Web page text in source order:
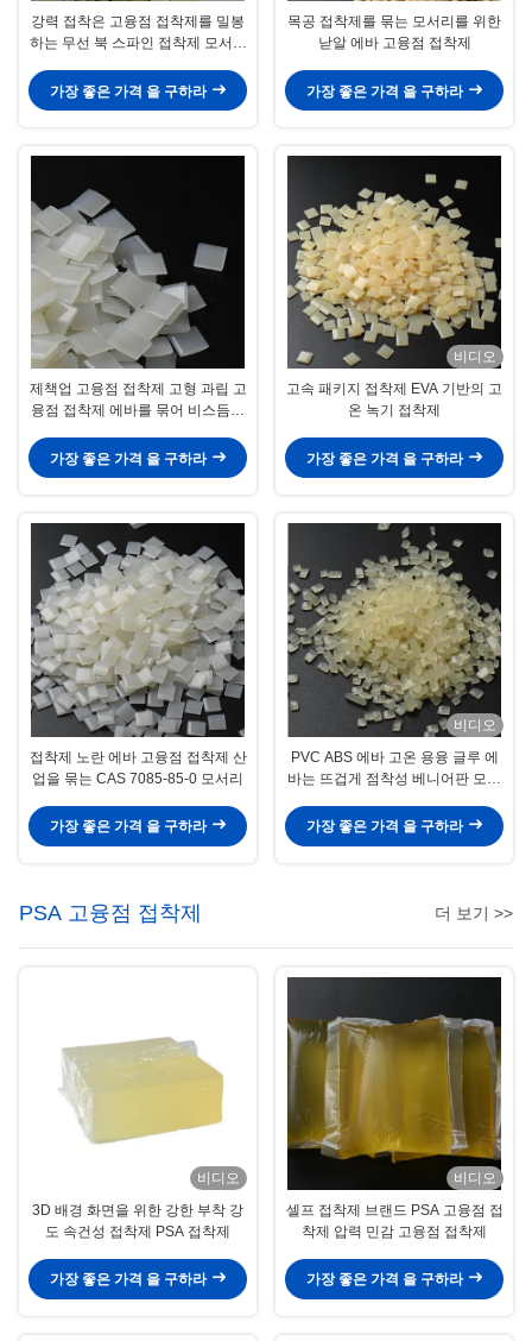
강력 접착은 고융점 접착제를 밀봉
하는 무선 북 스파인 접착제 모서리
가장 좋은 가격 을 구하라
목공 접착제를 묶는 모서리를 위한
낟알 에바 고융점 접착제
가장 좋은 가격 을 구하라
제책업 고융점 접착제 고형 과립 고
융점 접착제 에바를 묶어 비스듬히
가장 좋은 가격 을 구하라
비디오
고속 패키지 접착제 EVA 기반의 고
온 녹기 접착제
가장 좋은 가격 을 구하라
접착제 노란 에바 고융점 접착제 산
업을 묶는 CAS 7085-85-0 모서리
가장 좋은 가격 을 구하라
비디오
PVC ABS 에바 고온 용융 글루 에
바는 뜨겁게 점착성 베니어판 모서
가장 좋은 가격 을 구하라
PSA 고융점 접착제 더 보기 >>
비디오
3D 배경 화면을 위한 강한 부착 강
도 속건성 접착제 PSA 접착제
가장 좋은 가격 을 구하라
비디오
셀프 접착제 브랜드 PSA 고융점 접
착제 압력 민감 고융점 접착제
가장 좋은 가격 을 구하라